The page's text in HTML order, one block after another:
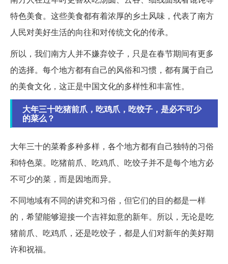
特色美食。这些美食都有着浓厚的乡土风味，代表了南方
人民对美好生活的向往和对传统文化的传承。
所以，我们南方人并不嫌弃饺子，只是在春节期间有更多
的选择。每个地方都有自己的风俗和习惯，都有属于自己
的美食文化，这正是中国文化的多样性和丰富性。
大年三十吃猪前爪，吃鸡爪，吃饺子，是必不可少
的菜么？
大年三十的菜肴多种多样，各个地方都有自己独特的习俗
和特色菜。吃猪前爪、吃鸡爪、吃饺子并不是每个地方必
不可少的菜，而是因地而异。
不同地域有不同的讲究和习俗，但它们的目的都是一样
的，希望能够迎接一个吉祥如意的新年。所以，无论是吃
猪前爪、吃鸡爪，还是吃饺子，都是人们对新年的美好期
许和祝福。